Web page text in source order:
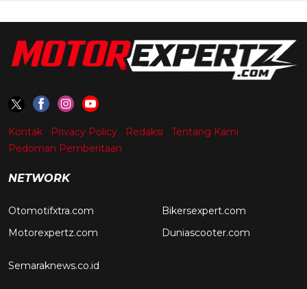
Kontak Privacy Policy Redaksi
Tentang Kami
Pedoman Pemberitaan
NETWORK
Otomotifxtra.com
Motorexpertz.com
Bikersexpert.com
Duniascooter.com
Semaraknews.co.id